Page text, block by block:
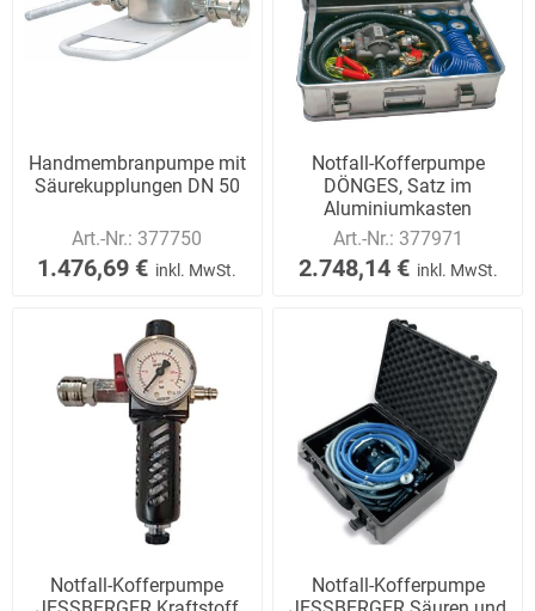
Handmembranpumpe mit
Säurekupplungen DN 50
Art.-Nr.: 377750
1.476,69 € inkl. MwSt.
Notfall-Kofferpumpe
DÖNGES, Satz im
Aluminiumkasten
Art.-Nr.: 377971
2.748,14 € inkl. MwSt.
Notfall-Kofferpumpe
Notfall-Kofferpumpe